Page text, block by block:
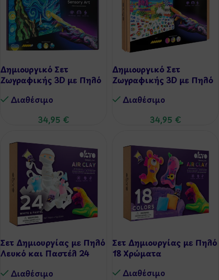
Δημιουργικό Σετ
Ζωγραφικής 3D με Πηλό
Διαθέσιμo
34,95 €
Δημιουργικό Σετ
Ζωγραφικής 3D με Πηλό
Διαθέσιμo
34,95 €
Σετ Δημιουργίας με Πηλό
Λευκό και Παστέλ 24
Διαθέσιμo
Σετ Δημιουργίας με Πηλό
18 Χρώματα
Διαθέσιμo